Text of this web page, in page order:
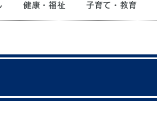
健康・福祉 子育て・教育